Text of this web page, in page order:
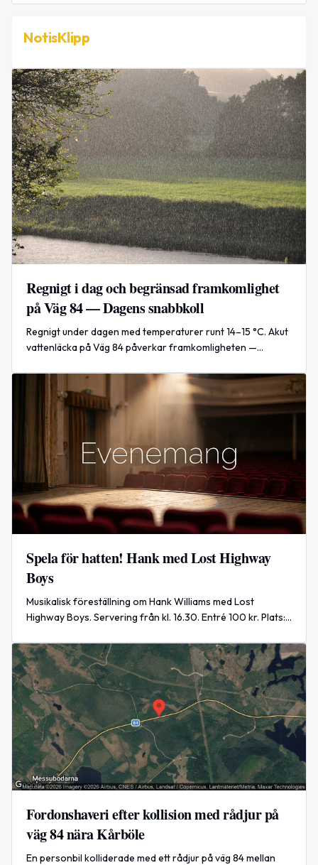
NotisKlipp
Regnigt i dag och begränsad framkomlighet
på Väg 84 — Dagens snabbkoll
Regnigt under dagen med temperaturer runt 14–15 °C. Akut
vattenläcka på Väg 84 påverkar framkomligheten —
varnar forskare.
Spela för hatten! Hank med Lost Highway
Boys
Musikalisk föreställning om Hank Williams med Lost
Highway Boys. Servering från kl. 16.30. Entré 100 kr. Plats:
Fordonshaveri efter kollision med rådjur på
väg 84 nära Kårböle
En personbil kolliderade med ett rådjur på väg 84 mellan